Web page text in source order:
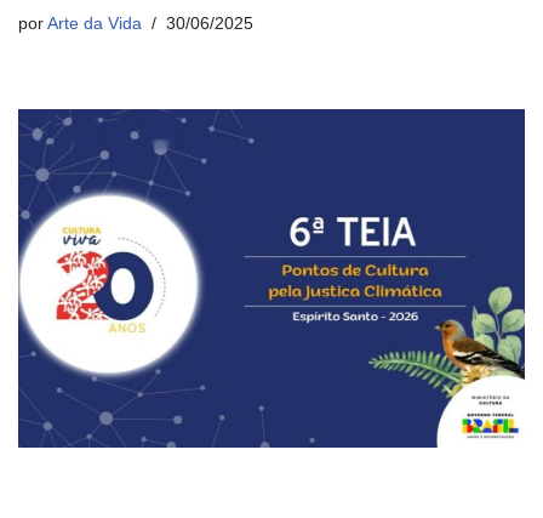
por Arte da Vida 30/06/2025